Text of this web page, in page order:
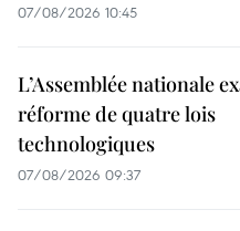
07/08/2026 10:45
L’Assemblée nationale
réforme de quatre lois
technologiques
07/08/2026 09:37